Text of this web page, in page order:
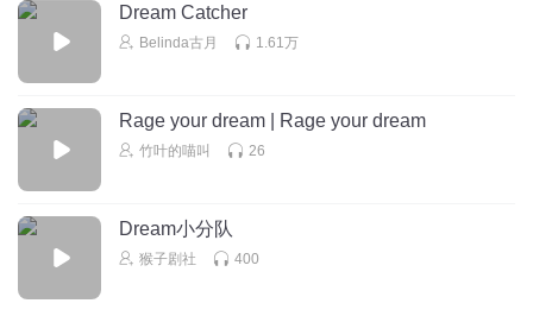
Dream Catcher
Belinda古月 1.61万
Rage your dream | Rage your dream
竹叶的喵叫 26
Dream小分队
猴子剧社 400